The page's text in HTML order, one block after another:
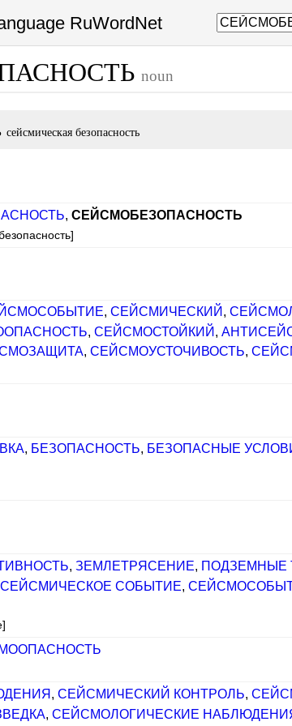
RuWordNet
noun
сейсмическая безопасность
, СЕЙСМОБЕЗОПАСНОСТЬ
, СЕЙСМИЧЕСКИЙ ,
,СЕЙСМОСТОЙКИЙ ,
,СЕЙСМОУСТОЧИВОСТЬ,
, БЕЗОПАСНОСТЬ, БЕЗОПАСНЫЕ
, ЗЕМЛЕТРЯСЕНИЕ, ПОДЗЕМНЫЕ
СЕЙСМИЧЕСКОЕ СОБЫТИЕ,
, СЕЙСМИЧЕСКИЙ КОНТРОЛЬ,
,СЕЙСМОЛОГИЧЕСКИЕ